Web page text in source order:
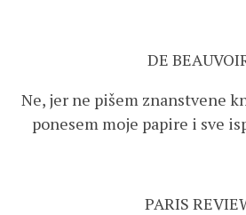
DE
Ne, jer ne pišem znanstvene
ponesem moje papire i sve
PARIS